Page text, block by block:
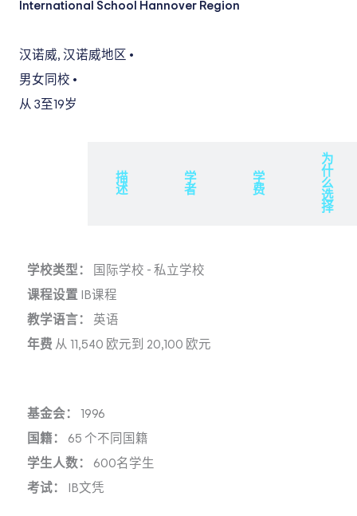
International School Hannover Region
汉诺威, 汉诺威地区 •
男女同校 •
从 3 至19岁
描
述
学
者
学
费
为
什
么
选
择
学校类型： 国际学校 - 私立学校
课程设置 IB课程
教学语言： 英语
年费 从 11,540 欧元到 20,100 欧元
基金会： 1996
国籍： 65 个不同国籍
学生人数： 600名学生
考试： IB文凭